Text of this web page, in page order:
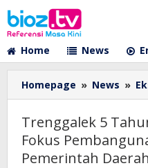
Lewati
ke
konten
Home
News
Homepage » News »
Trenggalek 5
Fokus
Pemerintah Daerah